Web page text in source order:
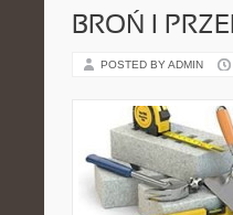
BROŃ I
POSTED BY ADMIN